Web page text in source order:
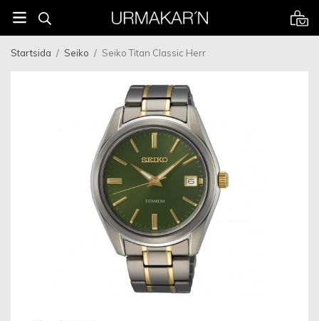
Startsida / Seiko / Seiko Titan Classic Herr